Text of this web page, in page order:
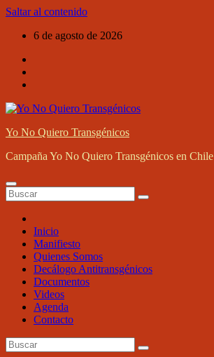
Saltar al contenido
6 de agosto de 2026
Yo No Quiero Transgénicos
Campaña Yo No Quiero Transgénicos en Chile
Inicio
Manifiesto
Quienes Somos
Decálogo Antitransgénicos
Documentos
Videos
Agenda
Contacto